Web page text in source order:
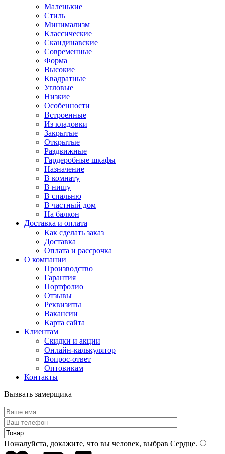
Маленькие
Стиль
Минимализм
Классические
Скандинавские
Современные
Форма
Высокие
Квадратные
Угловые
Низкие
Особенности
Встроенные
Из кладовки
Закрытые
Открытые
Раздвижные
Гардеробные шкафы
Назначение
В комнату
В нишу
В спальню
В частный дом
На балкон
Доставка и оплата
Как сделать заказ
Доставка
Оплата и рассрочка
О компании
Производство
Гарантия
Портфолио
Отзывы
Реквизиты
Вакансии
Карта сайта
Клиентам
Скидки и акции
Онлайн-калькулятор
Вопрос-ответ
Оптовикам
Контакты
Вызвать замерщика
Пожалуйста, докажите, что вы человек, выбрав Сердце.